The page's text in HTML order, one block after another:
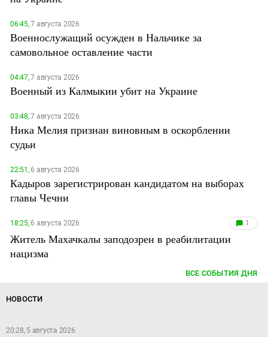
06:45,7 августа 2026
Военнослужащий осужден в Нальчике за
самовольное оставление части
04:47,7 августа 2026
Военный из Калмыкии убит на Украине
03:48,7 августа 2026
Ника Мелия признан виновным в оскорблении
судьи
22:51,6 августа 2026
Кадыров зарегистрирован кандидатом на выборах
главы Чечни
18:25,6 августа 2026 1
Житель Махачкалы заподозрен в реабилитации
нацизма
ВСЕ СОБЫТИЯ ДНЯ
НОВОСТИ
20:28, 5 августа 2026